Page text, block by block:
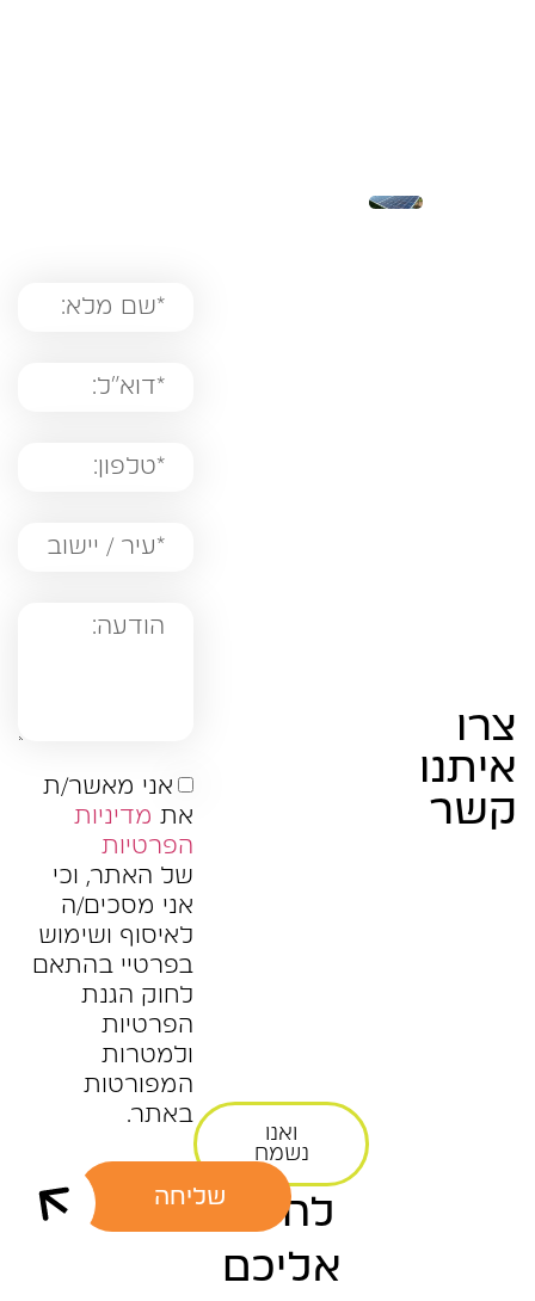
צרו
איתנו
קשר
ואנו
נשמח
לחזור
אליכם
אני מאשר/ת
את מדיניות
הפרטיות
של האתר, וכי
אני מסכים/ה
לאיסוף ושימוש
בפרטיי בהתאם
לחוק הגנת
הפרטיות
ולמטרות
המפורטות
באתר.
שליחה